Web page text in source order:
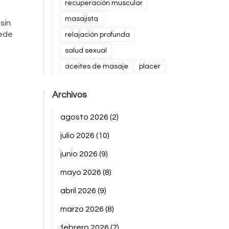
recuperación muscular
masajista
relajación profunda
salud sexual
aceites de masaje placer
Archivos
agosto 2026 (2)
julio 2026 (10)
junio 2026 (9)
mayo 2026 (8)
abril 2026 (9)
marzo 2026 (8)